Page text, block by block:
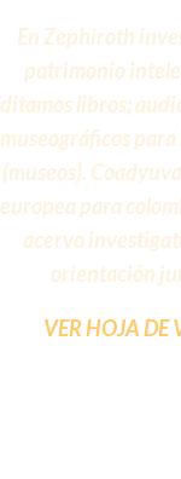
En Zephiroth
patrimonio
libros;
museográficos
(museos).
europea para
acervo
orientación
VER HOJA DE